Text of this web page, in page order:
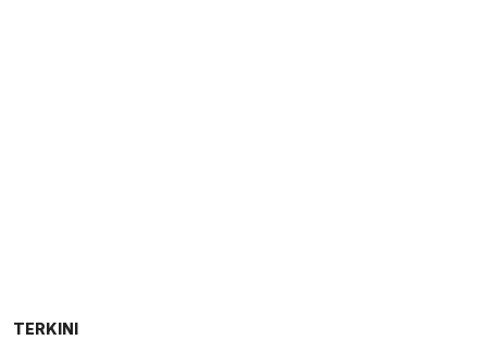
TERKINI